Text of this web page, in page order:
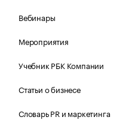
Вебинары
Мероприятия
Учебник РБК Компании
Статьи о бизнесе
Словарь PR и маркетинга